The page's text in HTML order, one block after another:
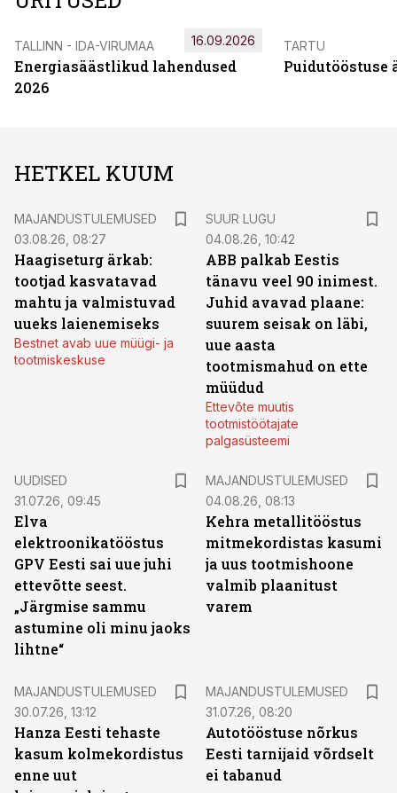
TALLINN - IDA-VIRUMAA
Energiasäästlikud lahendused
2026
16.09.2026 TARTU
Puidutööstuse
HETKEL KUUM
MAJANDUSTULEMUSED
03.08.26, 08:27
Haagiseturg ärkab:
tootjad kasvatavad
mahtu ja valmistuvad
uueks laienemiseks
Bestnet avab uue müügi- ja
tootmiskeskuse
SUUR LUGU
04.08.26, 10:42
ABB palkab Eestis
tänavu veel 90 inimest.
Juhid avavad plaane:
suurem seisak on läbi,
uue aasta
tootmismahud on ette
müüdud
Ettevõte muutis
tootmistöötajate
palgasüsteemi
UUDISED
31.07.26, 09:45
Elva
elektroonikatööstus
GPV Eesti sai uue juhi
ettevõtte seest.
„Järgmise sammu
astumine oli minu jaoks
lihtne“
MAJANDUSTULEMUSED
04.08.26, 08:13
Kehra metallitööstus
mitmekordistas kasumi
ja uus tootmishoone
valmib plaanitust
varem
MAJANDUSTULEMUSED
30.07.26, 13:12
Hanza Eesti tehaste
kasum kolmekordistus
enne uut
MAJANDUSTULEMUSED
31.07.26, 08:20
Autotööstuse nõrkus
Eesti tarnijaid võrdselt
ei tabanud